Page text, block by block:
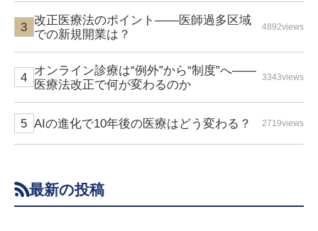
改正医療法のポイント――医師過多区域
での新規開業は？
4892views
オンライン診療は“例外”から“制度”へ――
医療法改正で何が変わるのか
3343views
AIの進化で10年後の医療はどう変わる？ 2719views
最新の投稿